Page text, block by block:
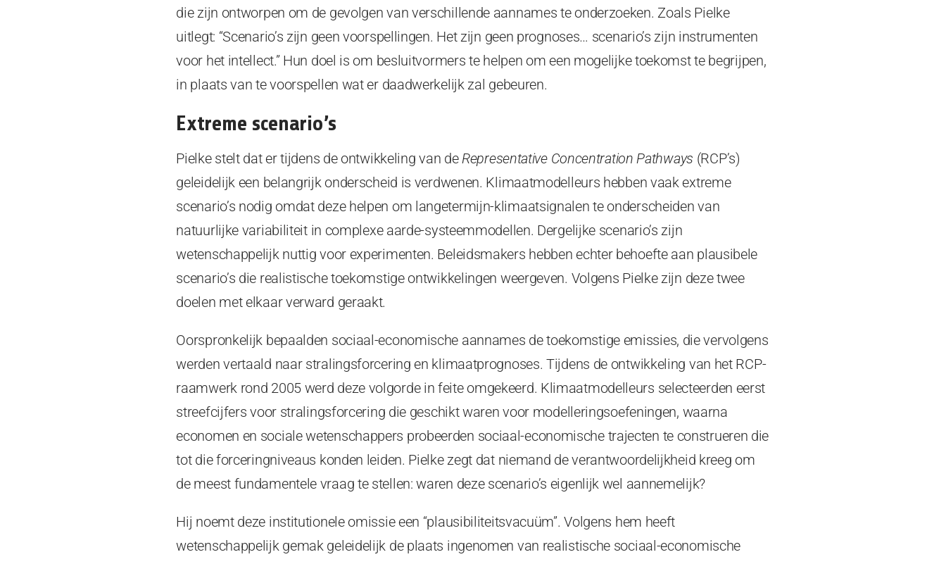
die zijn ontworpen om de gevolgen van verschillende aannames te onderzoeken. Zoals Pielke
uitlegt: “Scenario’s zijn geen voorspellingen. Het zijn geen prognoses… scenario’s zijn instrumenten
voor het intellect.” Hun doel is om besluitvormers te helpen om een mogelijke toekomst te begrijpen,
in plaats van te voorspellen wat er daadwerkelijk zal gebeuren.
Extreme scenario’s
Pielke stelt dat er tijdens de ontwikkeling van deRepresentative Concentration Pathways (RCP’s)
geleidelijk een belangrijk onderscheid is verdwenen. Klimaatmodelleurs hebben vaak extreme
scenario’s nodig omdat deze helpen om langetermijn-klimaatsignalen te onderscheiden van
natuurlijke variabiliteit in complexe aarde-systeemmodellen. Dergelijke scenario’s zijn
wetenschappelijk nuttig voor experimenten. Beleidsmakers hebben echter behoefte aan plausibele
scenario’s die realistische toekomstige ontwikkelingen weergeven. Volgens Pielke zijn deze twee
doelen met elkaar verward geraakt.
Oorspronkelijk bepaalden sociaal-economische aannames de toekomstige emissies, die vervolgens
werden vertaald naar stralingsforcering en klimaatprognoses. Tijdens de ontwikkeling van het RCP-
raamwerk rond 2005 werd deze volgorde in feite omgekeerd. Klimaatmodelleurs selecteerden eerst
streefcijfers voor stralingsforcering die geschikt waren voor modelleringsoefeningen, waarna
economen en sociale wetenschappers probeerden sociaal-economische trajecten te construeren die
tot die forceringniveaus konden leiden. Pielke zegt dat niemand de verantwoordelijkheid kreeg om
de meest fundamentele vraag te stellen: waren deze scenario’s eigenlijk wel aannemelijk?
Hij noemt deze institutionele omissie een “plausibiliteitsvacuüm”. Volgens hem heeft
wetenschappelijk gemak geleidelijk de plaats ingenomen van realistische sociaal-economische